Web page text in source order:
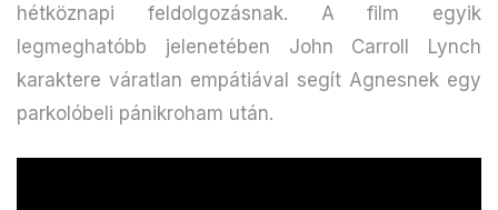
hétköznapi feldolgozásnak. A film egyik
legmeghatóbb jelenetében John Carroll Lynch
karaktere váratlan empátiával segít Agnesnek egy
parkolóbeli pánikroham után.